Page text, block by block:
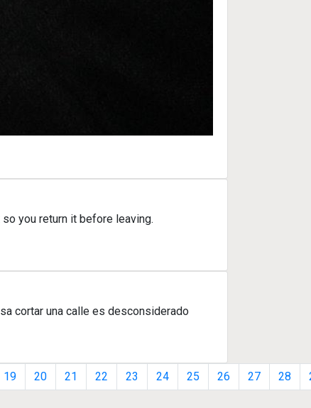
you return it before leaving.
cortar una calle es desconsiderado
19 20 21 22 23 24 25 26 27 28